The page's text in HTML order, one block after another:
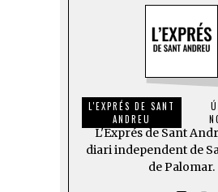
L'EXPRÉS DE SANT
ANDREU
L'Exprés de Sant
diari independent de
de Palomar.